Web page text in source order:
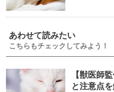
あわせて読みたい
こちらもチェックしてみよう！
【獣医師
と注意点